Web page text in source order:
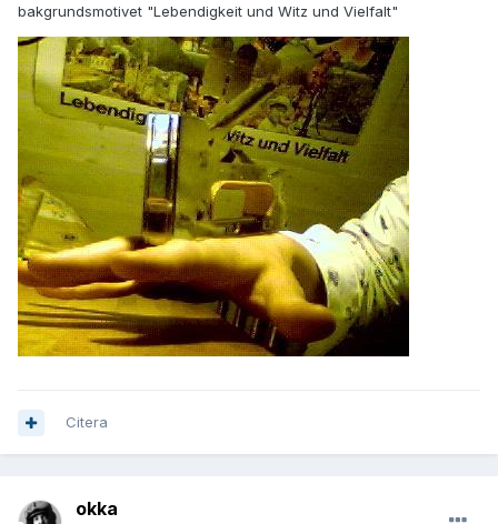
bakgrundsmotivet "Lebendigkeit und Witz und Vielfalt"
Citera
okka